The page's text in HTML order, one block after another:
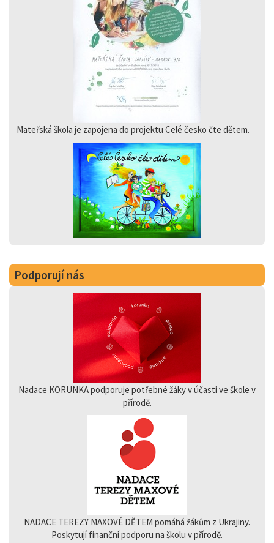
Mateřská škola je zapojena do projektu Celé česko čte dětem.
Podporují nás
Nadace KORUNKA podporuje potřebné žáky v účasti ve škole v
přírodě.
NADACE TEREZY MAXOVÉ DĚTEM pomáhá žákům z Ukrajiny.
Poskytují finanční podporu na školu v přírodě.